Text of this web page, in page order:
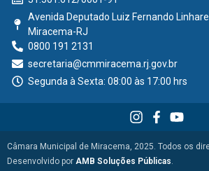
Avenida Deputado Luiz Fernando
Miracema-RJ
0800 191 2131
secretaria@cmmiracema.rj.gov.br
Segunda à Sexta: 08:00 às 17:00 hrs
Câmara Municipal de Miracema, 2025. Todos os
Desenvolvido por AMB Soluções Públicas.